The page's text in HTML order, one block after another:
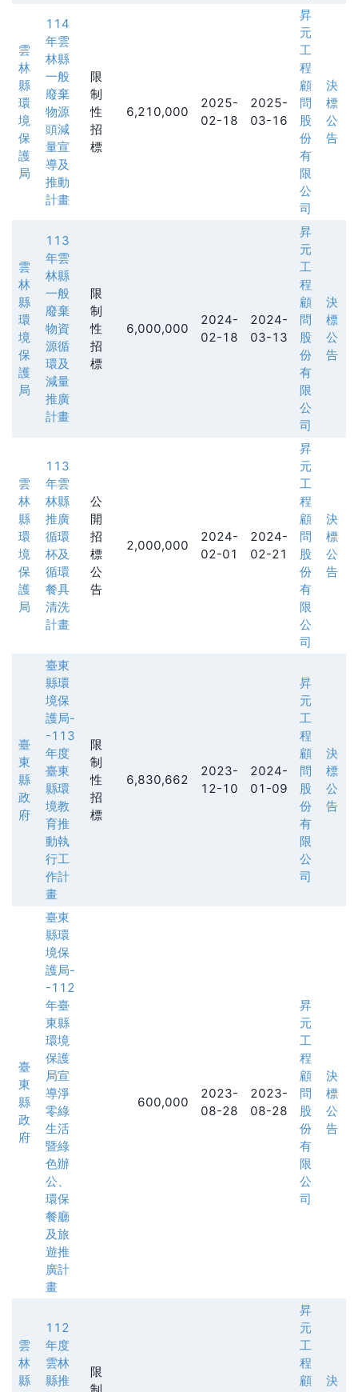
雲
林
縣
環
境
保
護
局
114
年雲
林縣
一般
廢棄
物源
頭減
量宣
導及
推動
計畫
限
制
性
招
標
6,210,000
2025-
02-18
2025-
03-16
昇
元
工
程
顧
問
股
份
有
限
公
司
決
標
公
告
雲
林
縣
環
境
保
護
局
113
年雲
林縣
一般
廢棄
物資
源循
環及
減量
推廣
計畫
限
制
性
招
標
6,000,000
2024-
02-18
2024-
03-13
昇
元
工
程
顧
問
股
份
有
限
公
司
決
標
公
告
雲
林
縣
環
境
保
護
局
113
年雲
林縣
推廣
循環
杯及
循環
餐具
清洗
計畫
公
開
招
標
公
告
2,000,000
2024-
02-01
2024-
02-21
昇
元
工
程
顧
問
股
份
有
限
公
司
決
標
公
告
臺
東
縣
政
府
臺東
縣環
境保
護局-
-113
年度
臺東
縣環
境教
育推
動執
行工
作計
畫
限
制
性
招
標
6,830,662
2023-
12-10
2024-
01-09
昇
元
工
程
顧
問
股
份
有
限
公
司
決
標
公
告
臺
東
縣
政
府
臺東
縣環
境保
護局-
-112
年臺
東縣
環境
保護
局宣
導淨
零綠
生活
暨綠
色辦
公、
環保
餐廳
及旅
遊推
廣計
畫
600,000
2023-
08-28
2023-
08-28
昇
元
工
程
顧
問
股
份
有
限
公
司
決
標
公
告
雲
林
縣
112
年度
雲林
縣推
限
昇
元
工
程
顧
決